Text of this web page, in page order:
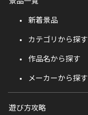
新着景品
カテゴリから探す
作品名から探す
メーカーから探す
遊び方攻略